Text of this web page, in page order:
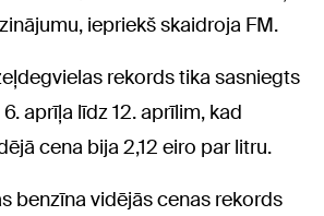
iepriekš skaidroja FM.
rekords tika sasniegts
aprīļa līdz 12. aprīlim, kad
cena bija 2,12 eiro par litru.
benzīna vidējās cenas rekords